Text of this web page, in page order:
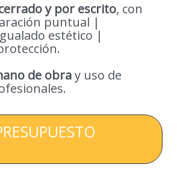
y por escrito, con
puntual |
estético |
de obray uso de